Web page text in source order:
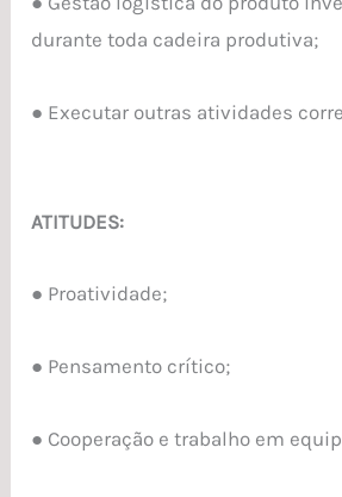
durante toda cadeira produtiva;
● Executar outras atividades
ATITUDES:
● Proatividade;
● Pensamento crítico;
● Cooperação e trabalho em